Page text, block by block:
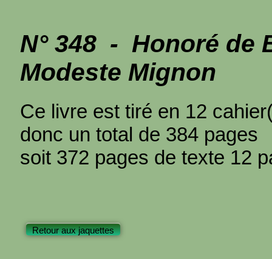
N° 348 - Honoré de
Modeste Mignon
Ce livre est tiré en 12
donc un total de 384 pages
soit 372 pages de texte 12
Retour aux jaquettes